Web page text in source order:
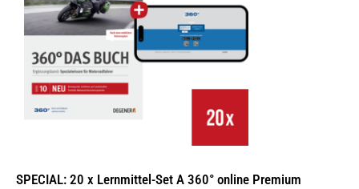
SPECIAL: 20 x Lernmittel-Set A 360° online Premium